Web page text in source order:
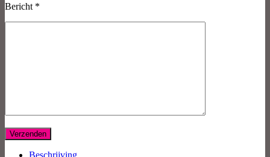
Bericht *
Beschrijving